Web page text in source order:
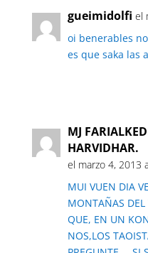
gueimidolfi el
oi benerables
es que saka las
MJ
HARVIDHAR.
el marzo 4, 2013
MUI VUEN DIA
MONTAÑAS
QUE, EN UN
NOS,LOS